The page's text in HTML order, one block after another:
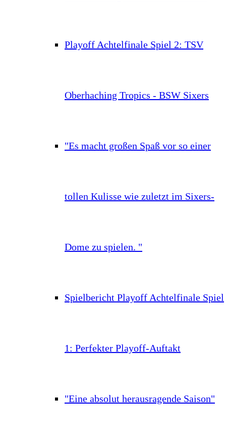
Playoff Achtelfinale Spiel 2: TSV
Oberhaching Tropics - BSW Sixers
"Es macht großen Spaß vor so einer
tollen Kulisse wie zuletzt im Sixers-
Dome zu spielen. "
Spielbericht Playoff Achtelfinale Spiel
1: Perfekter Playoff-Auftakt
"Eine absolut herausragende Saison"